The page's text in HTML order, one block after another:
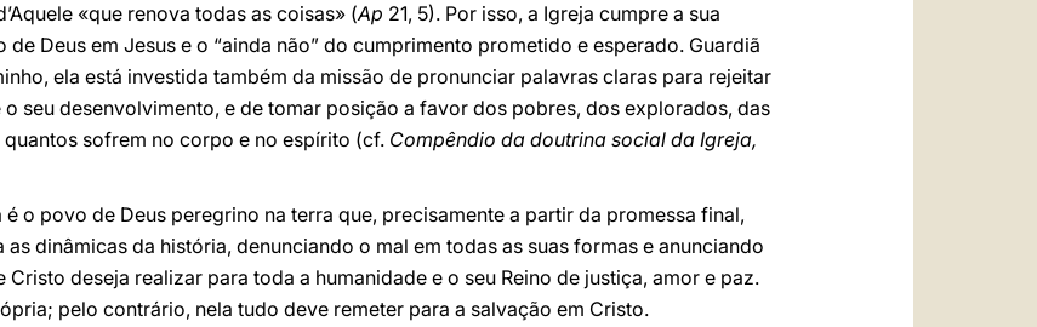
«que renova todas as coisas» (Ap 21, 5). Por isso, a Igreja cumpre a sua
de Deus em Jesus e o “ainda não” do cumprimento prometido e esperado. Guardiã
ela está investida também da missão de pronunciar palavras claras para rejeitar
seu desenvolvimento, e de tomar posição a favor dos pobres, dos explorados, das
sofrem no corpo e no espírito (cf. Compêndio da doutrina social da Igreja,
é o povo de Deus peregrino na terra que, precisamente a partir da promessa final,
dinâmicas da história, denunciando o mal em todas as suas formas e anunciando
deseja realizar para toda a humanidade e o seu Reino de justiça, amor e paz.
pelo contrário, nela tudo deve remeter para a salvação em Cristo.